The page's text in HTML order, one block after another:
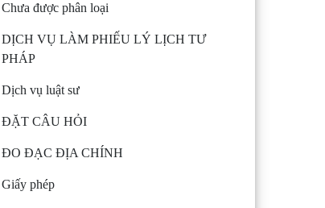
Chưa được phân loại
DỊCH VỤ LÀM PHIẾU LÝ LỊCH TƯ
PHÁP
Dịch vụ luật sư
ĐẶT CÂU HỎI
ĐO ĐẠC ĐỊA CHÍNH
Giấy phép